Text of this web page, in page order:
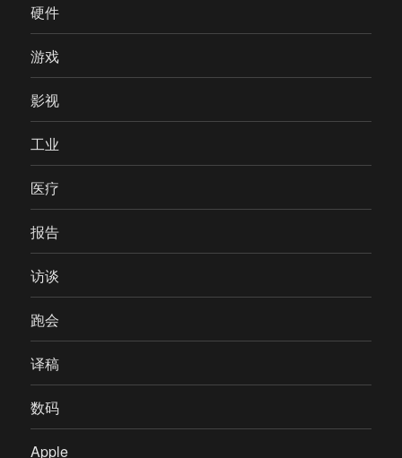
硬件
游戏
影视
工业
医疗
报告
访谈
跑会
译稿
数码
Apple